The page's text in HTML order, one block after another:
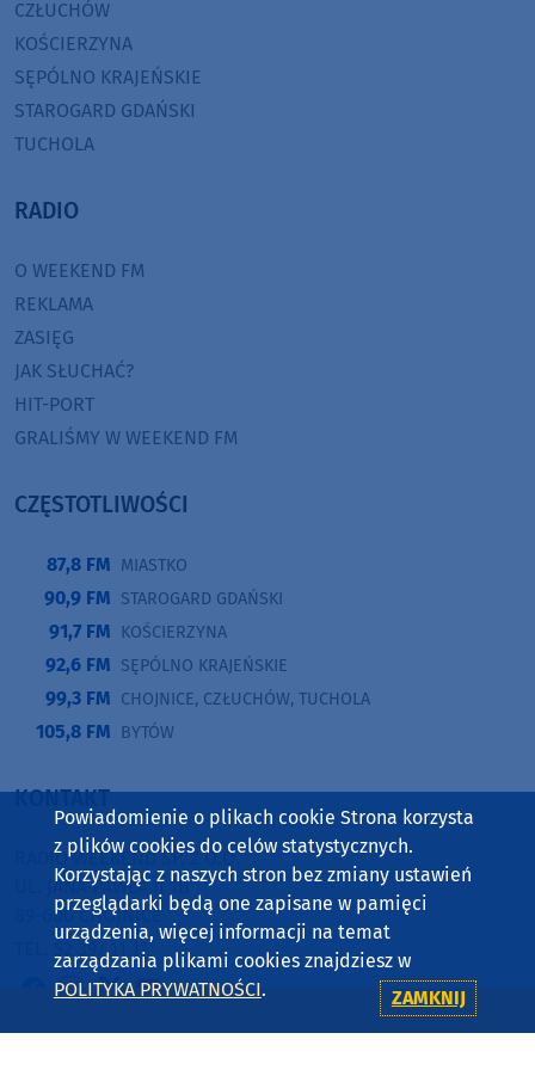
CZŁUCHÓW
KOŚCIERZYNA
SĘPÓLNO KRAJEŃSKIE
STAROGARD GDAŃSKI
TUCHOLA
RADIO
O WEEKEND FM
REKLAMA
ZASIĘG
JAK SŁUCHAĆ?
HIT-PORT
GRALIŚMY W WEEKEND FM
CZĘSTOTLIWOŚCI
87,8 FM MIASTKO
90,9 FM STAROGARD GDAŃSKI
91,7 FM KOŚCIERZYNA
92,6 FM SĘPÓLNO KRAJEŃSKIE
99,3 FM CHOJNICE, CZŁUCHÓW, TUCHOLA
105,8 FM BYTÓW
KONTAKT
RADIO WEEKEND SP. Z O.O.
UL. JANA PAWŁA II 1B
89-600 CHOJNICE
TEL. 52 397 11 11
Powiadomienie o plikach cookie Strona korzysta
z plików cookies do celów statystycznych.
Korzystając z naszych stron bez zmiany ustawień
przeglądarki będą one zapisane w pamięci
urządzenia, więcej informacji na temat
zarządzania plikami cookies znajdziesz w
POLITYKA PRYWATNOŚCI. ZAMKNIJ